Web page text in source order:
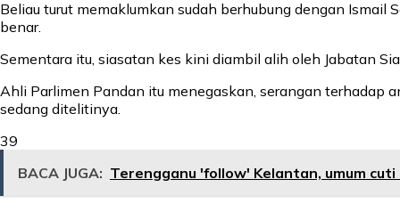
Beliau turut memaklumkan sudah berhubung dengan
benar.
Sementara itu, siasatan kes kini diambil alih oleh Jabatan
Ahli Parlimen Pandan itu menegaskan, serangan terhadap
sedang ditelitinya.
39
BACA JUGA: Terengganu 'follow' Kelantan, umum